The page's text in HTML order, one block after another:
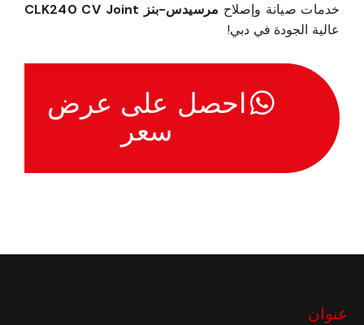
خدمات صيانة وإصلاح مرسيدس-بنز CLK240 CV Joint
عالية الجودة في دبي!
احصل على عرض
سعر
عنوان